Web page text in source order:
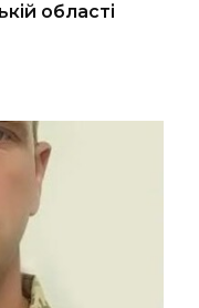
області